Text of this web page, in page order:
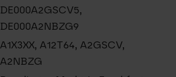
DE000A2GSCV5,
DE000A2NBZG9
A1X3XX, A12T64, A2GSCV,
A2NBZG